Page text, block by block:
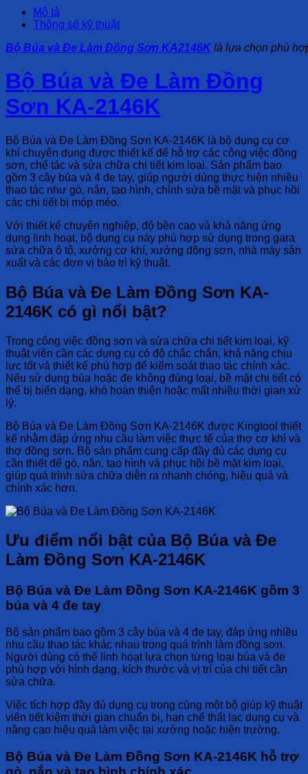
Mô tả
Thông số kỹ thuật
Bộ Búa và Đe Làm Đồng Sơn KA2146K là lựa chọn phù
Bộ Búa và Đe Làm Đồng
Sơn KA-2146K
Bộ Búa và Đe Làm Đồng Sơn KA-2146K là bộ dụng cụ cơ
khí chuyên dụng được thiết kế để hỗ trợ các công việc đồng
sơn, chế tác và sửa chữa chi tiết kim loại. Sản phẩm bao
gồm 3 cây búa và 4 đe tay, giúp người dùng thực hiện nhiều
thao tác như gò, nắn, tạo hình, chỉnh sửa bề mặt và phục hồi
các chi tiết bị móp méo.
Với thiết kế chuyên nghiệp, độ bền cao và khả năng ứng
dụng linh hoạt, bộ dụng cụ này phù hợp sử dụng trong gara
sửa chữa ô tô, xưởng cơ khí, xưởng đồng sơn, nhà máy sản
xuất và các đơn vị bảo trì kỹ thuật.
Bộ Búa và Đe Làm Đồng Sơn KA-
2146K có gì nổi bật?
Trong công việc đồng sơn và sửa chữa chi tiết kim loại, kỹ
thuật viên cần các dụng cụ có độ chắc chắn, khả năng chịu
lực tốt và thiết kế phù hợp để kiểm soát thao tác chính xác.
Nếu sử dụng búa hoặc đe không đúng loại, bề mặt chi tiết có
thể bị biến dạng, khó hoàn thiện hoặc mất nhiều thời gian xử
lý.
Bộ Búa và Đe Làm Đồng Sơn KA-2146K được Kingtool thiết
kế nhằm đáp ứng nhu cầu làm việc thực tế của thợ cơ khí và
thợ đồng sơn. Bộ sản phẩm cung cấp đầy đủ các dụng cụ
cần thiết để gò, nắn, tạo hình và phục hồi bề mặt kim loại,
giúp quá trình sửa chữa diễn ra nhanh chóng, hiệu quả và
chính xác hơn.
Ưu điểm nổi bật của Bộ Búa và Đe
Làm Đồng Sơn KA-2146K
Bộ Búa và Đe Làm Đồng Sơn KA-2146K gồm 3
búa và 4 đe tay
Bộ sản phẩm bao gồm 3 cây búa và 4 đe tay, đáp ứng nhiều
nhu cầu thao tác khác nhau trong quá trình làm đồng sơn.
Người dùng có thể linh hoạt lựa chọn từng loại búa và đe
phù hợp với hình dạng, kích thước và vị trí của chi tiết cần
sửa chữa.
Việc tích hợp đầy đủ dụng cụ trong cùng một bộ giúp kỹ thuật
viên tiết kiệm thời gian chuẩn bị, hạn chế thất lạc dụng cụ và
nâng cao hiệu quả làm việc tại xưởng hoặc hiện trường.
Bộ Búa và Đe Làm Đồng Sơn KA-2146K hỗ trợ